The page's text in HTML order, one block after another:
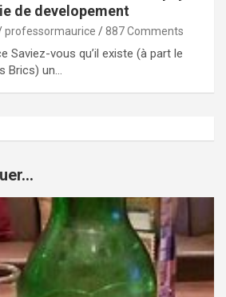
de developement
professormaurice 887 Comments
Saviez-vous qu’il existe (à part le
Brics) un…